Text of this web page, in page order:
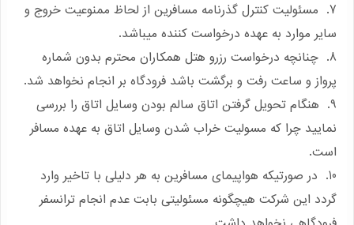
7. مسئولیت کنترل گذرنامه مسافرین از لحاظ ممنوعیت خروج و
سایر موارد به عهده درخواست کننده میباشد.
8. چنانچه درخواست رزرو هتل همکاران محترم بدون شماره
پرواز و ساعت رفت و برگشت باشد فرودگاه بر انجام نخواهد شد.
9. هنگام تحویل گرفتن اتاق سالم بودن وسایل اتاق را بررسی
نمایید چرا که مسولیت خراب شدن وسایل اتاق به عهده مسافر
است.
10. در صورتیکه هواپیمای مسافرین به هر دلیلی با تاخیر وارد
گردد این شرکت هیچگونه مسئولیتی بابت عدم انجام ترانسفر